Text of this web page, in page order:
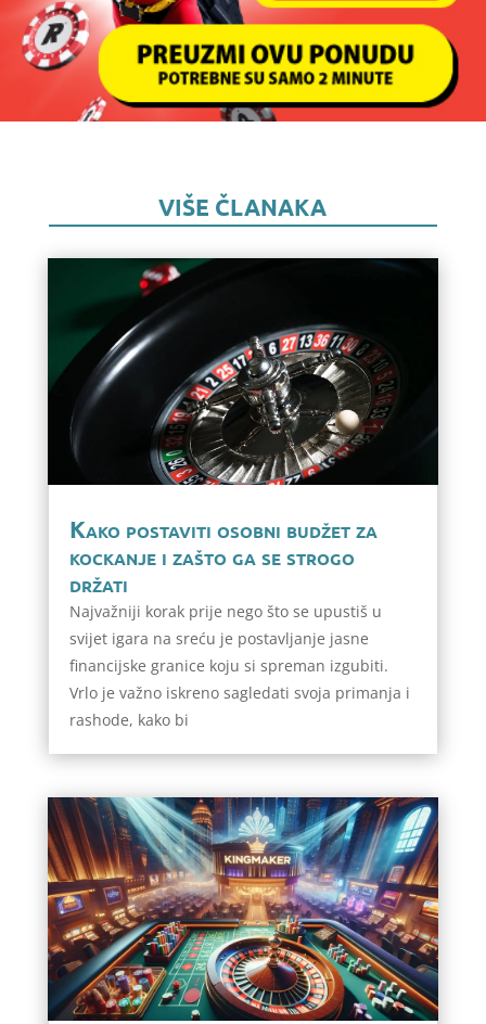
VIŠE ČLANAKA
Kako postaviti osobni budžet za
kockanje i zašto ga se strogo
držati
Najvažniji korak prije nego što se upustiš u
svijet igara na sreću je postavljanje jasne
financijske granice koju si spreman izgubiti.
Vrlo je važno iskreno sagledati svoja primanja i
rashode, kako bi